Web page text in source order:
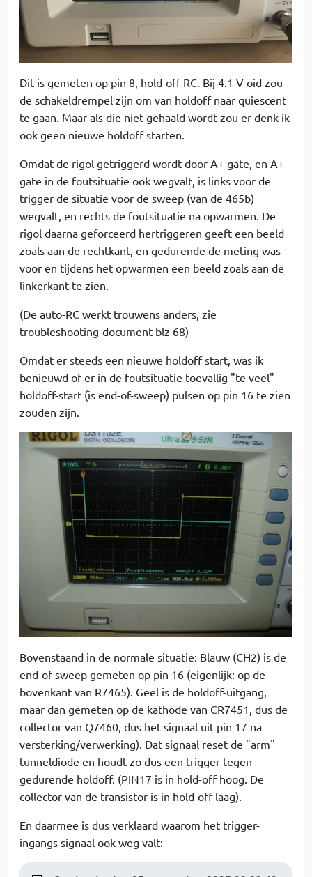
Dit is gemeten op pin 8, hold-off RC. Bij 4.1 V oid zou
de schakeldrempel zijn om van holdoff naar quiescent
te gaan. Maar als die niet gehaald wordt zou er denk ik
ook geen nieuwe holdoff starten.
Omdat de rigol getriggerd wordt door A+ gate, en A+
gate in de foutsituatie ook wegvalt, is links voor de
trigger de situatie voor de sweep (van de 465b)
wegvalt, en rechts de foutsituatie na opwarmen. De
rigol daarna geforceerd hertriggeren geeft een beeld
zoals aan de rechtkant, en gedurende de meting was
voor en tijdens het opwarmen een beeld zoals aan de
linkerkant te zien.
(De auto-RC werkt trouwens anders, zie
troubleshooting-document blz 68)
Omdat er steeds een nieuwe holdoff start, was ik
benieuwd of er in de foutsituatie toevallig "te veel"
holdoff-start (is end-of-sweep) pulsen op pin 16 te zien
zouden zijn.
Bovenstaand in de normale situatie: Blauw (CH2) is de
end-of-sweep gemeten op pin 16 (eigenlijk: op de
bovenkant van R7465). Geel is de holdoff-uitgang,
maar dan gemeten op de kathode van CR7451, dus de
collector van Q7460, dus het signaal uit pin 17 na
versterking/verwerking). Dat signaal reset de "arm"
tunneldiode en houdt zo dus een trigger tegen
gedurende holdoff. (PIN17 is in hold-off hoog. De
collector van de transistor is in hold-off laag).
En daarmee is dus verklaard waarom het trigger-
ingangs signaal ook weg valt: